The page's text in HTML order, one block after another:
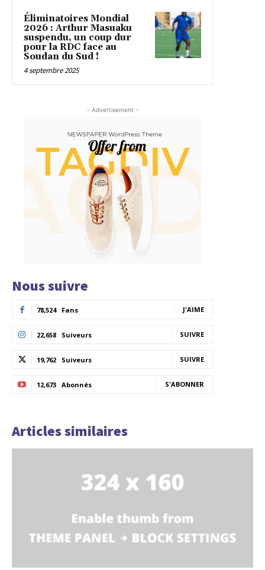
Éliminatoires Mondial
2026 : Arthur Masuaku
suspendu, un coup dur
pour la RDC face au
Soudan du Sud !
4 septembre 2025
- Advertisement -
Nous suivre
78,524 Fans J'AIME
22,658 Suiveurs SUIVRE
19,762 Suiveurs SUIVRE
12,673 Abonnés S'ABONNER
Articles similaires